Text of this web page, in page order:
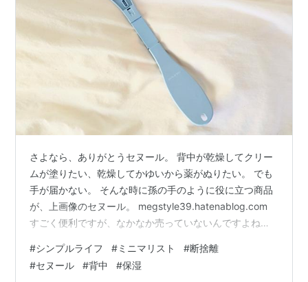
さよなら、ありがとうセヌール。 背中が乾燥してクリー
ムが塗りたい、乾燥してかゆいから薬がぬりたい。 でも
手が届かない。 そんな時に孫の手のように役に立つ商品
が、上画像のセヌール。 megstyle39.hatenablog.com
すごく便利ですが、なかなか売っていないんですよね。
中のかゆみもなくなって使わなくなったのに、まだ持っ
ていました。 随分経っているので、また使うにはクリー
#シンプルライフ #ミニマリスト #断捨離
#セヌール #背中 #保湿